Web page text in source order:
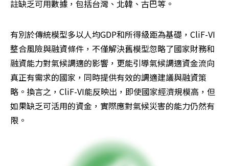
註缺乏可用數據，包括台灣、北韓、古巴等。
有別於傳統模型多以人均GDP和所得級距為基礎，CliF-VI
整合風險與融資條件，不僅解決舊模型忽略了國家財務和
融資能力對氣候調適的影響，更能引導氣候調適資金流向
真正有需求的國家，同時提供有效的調適建議與融資策
略。換言之，CliF-VI能反映出，即使國家經濟規模高，但
如果缺乏可活用的資金，實際應對氣候災害的能力仍然有
限。